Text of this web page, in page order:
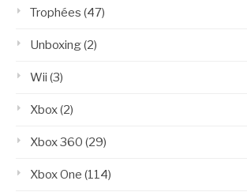
Trophées (47)
Unboxing(2)
Wii (3)
Xbox(2)
Xbox 360 (29)
Xbox One (114)